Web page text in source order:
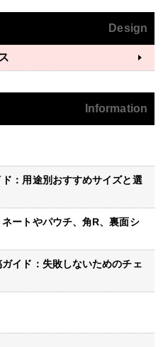
Design
Information
：用途別おすすめサイズと選
ートやパウチ、角R、裏面シ
イド：失敗しないためのチェ